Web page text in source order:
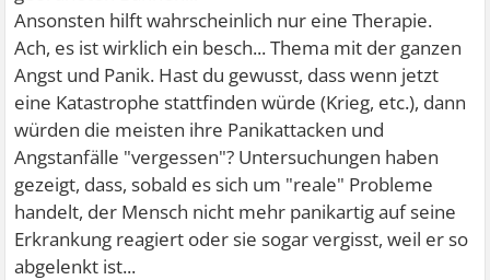
Ansonsten hilft wahrscheinlich nur eine Therapie.
Ach, es ist wirklich ein besch... Thema mit der ganzen
Angst und Panik. Hast du gewusst, dass wenn jetzt
eine Katastrophe stattfinden würde (Krieg, etc.), dann
würden die meisten ihre Panikattacken und
Angstanfälle "vergessen"? Untersuchungen haben
gezeigt, dass, sobald es sich um "reale" Probleme
handelt, der Mensch nicht mehr panikartig auf seine
Erkrankung reagiert oder sie sogar vergisst, weil er so
abgelenkt ist...